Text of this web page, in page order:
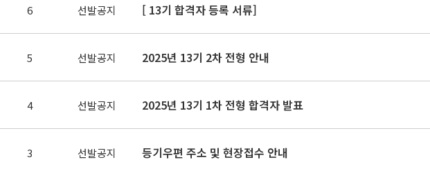
6 선발공지 [ 13기 합격자 등록 서류]
5 선발공지 2025년 13기 2차 전형 안내
4 선발공지 2025년 13기 1차 전형 합격자 발표
3 선발공지 등기우편 주소 및 현장접수 안내